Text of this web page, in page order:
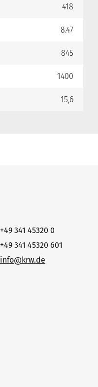
418
8.47
845
1400
15,6
+49 341 45320 0
+49 341 45320 601
info@krw.de